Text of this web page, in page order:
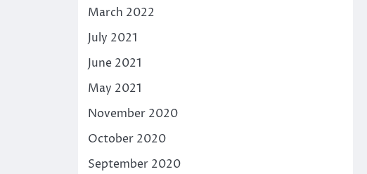
March 2022
July 2021
June 2021
May 2021
November 2020
October 2020
September 2020